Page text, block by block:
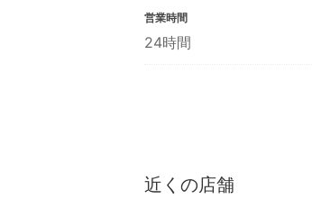
営業時間
24時間
近くの店舗